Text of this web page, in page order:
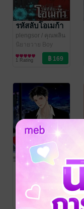
รหัสลับโอเมก้า
plengsor / คุณพลิน
/ plengsor
นิยายวาย Boy
Love / Yaoi
1 Rating
เส้นทางสู่การ
เป็นปลาเค็มของ
ตัวร้ายในนิยาย
แมรี่ซู
plengsor/ คุณพลิน
/ plengsor
นิยายวาย Boy
Love / Yaoi
7 Rating